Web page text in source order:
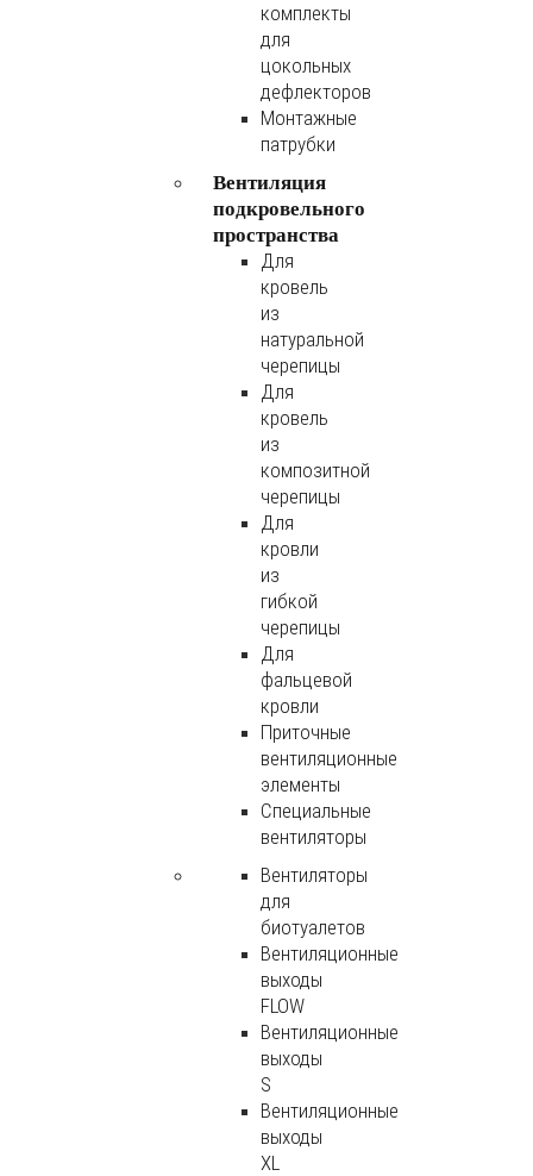
комплекты
для
цокольных
дефлекторов
Монтажные
патрубки
Вентиляция
подкровельного
пространства
Для
кровель
из
натуральной
черепицы
Для
кровель
из
композитной
черепицы
Для
кровли
из
гибкой
черепицы
Для
фальцевой
кровли
Приточные
вентиляционные
элементы
Специальные
вентиляторы
Вентиляторы
для
биотуалетов
Вентиляционные
выходы
FLOW
Вентиляционные
выходы
S
Вентиляционные
выходы
XL